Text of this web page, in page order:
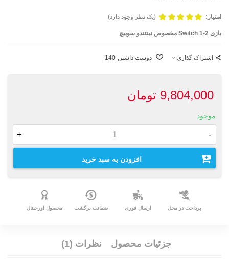
امتیاز: (یک نظر وجود دارد)
بازی 2-1 Switch مخصوص نینتندو سوییچ
اشتراک گذاری دوست داشتن 140
9,804,000 تومان
موجود
-
+
افزودن به سبد خرید
پرداخت در محل ارسال فوری ضمانت برگشت محصول اورجینال
جزئیات محصول نظرات (1)